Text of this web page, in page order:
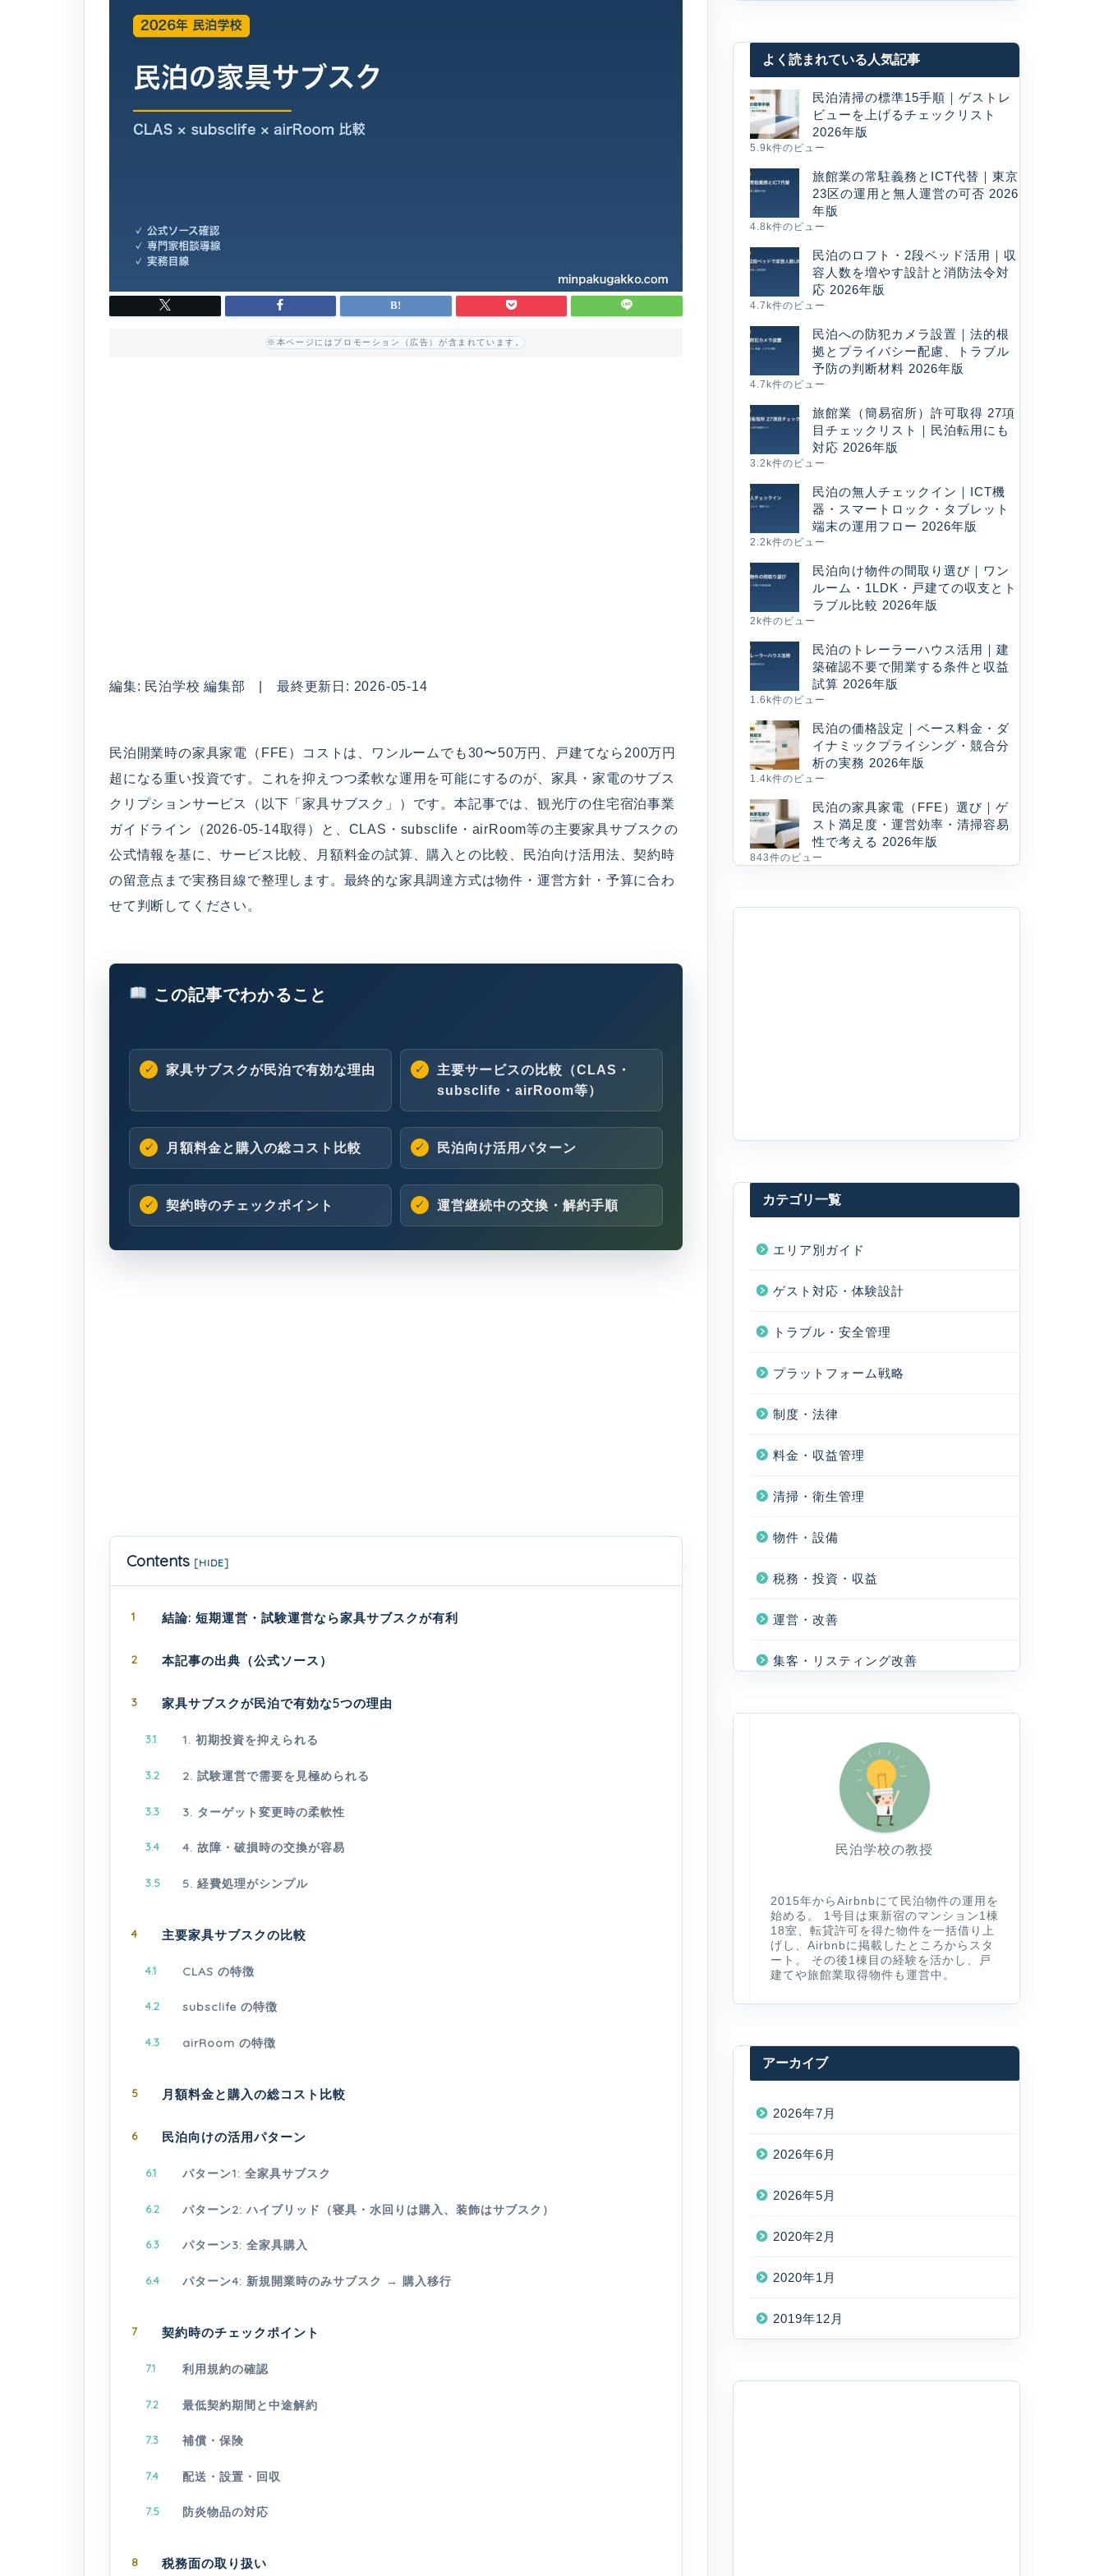
※本ページにはプロモーション（広告）が含まれています。
編集: 民泊学校 編集部 | 最終更新日: 2026-05-14
民泊開業時の家具家電（FFE）コストは、ワンルームでも30〜50万円、戸建てなら200万円
超になる重い投資です。これを抑えつつ柔軟な運用を可能にするのが、家具・家電のサブス
クリプションサービス（以下「家具サブスク」）です。本記事では、観光庁の住宅宿泊事業
ガイドライン（2026-05-14取得）と、CLAS・subsclife・airRoom等の主要家具サブスクの
公式情報を基に、サービス比較、月額料金の試算、購入との比較、民泊向け活用法、契約時
の留意点まで実務目線で整理します。最終的な家具調達方式は物件・運営方針・予算に合わ
せて判断してください。
この記事でわかること
家具サブスクが民泊で有効な理由
主要サービスの比較（CLAS・
subsclife・airRoom等）
月額料金と購入の総コスト比較 民泊向け活用パターン
契約時のチェックポイント 運営継続中の交換・解約手順
Contents [HIDE]
1 結論: 短期運営・試験運営なら家具サブスクが有利
2 本記事の出典（公式ソース）
3 家具サブスクが民泊で有効な5つの理由
3.1 1. 初期投資を抑えられる
3.2 2. 試験運営で需要を見極められる
3.3 3. ターゲット変更時の柔軟性
3.4 4. 故障・破損時の交換が容易
3.5 5. 経費処理がシンプル
4 主要家具サブスクの比較
4.1 CLAS の特徴
4.2 subsclife の特徴
4.3 airRoom の特徴
5 月額料金と購入の総コスト比較
6 民泊向けの活用パターン
6.1 パターン1: 全家具サブスク
6.2 パターン2: ハイブリッド（寝具・水回りは購入、装飾はサブスク）
6.3 パターン3: 全家具購入
6.4 パターン4: 新規開業時のみサブスク → 購入移行
7 契約時のチェックポイント
7.1 利用規約の確認
7.2 最低契約期間と中途解約
7.3 補償・保険
7.4 配送・設置・回収
7.5 防炎物品の対応
8 税務面の取り扱い
よく読まれている人気記事
民泊清掃の標準15手順｜ゲストレ
ビューを上げるチェックリスト
2026年版
5.9k件のビュー
旅館業の常駐義務とICT代替｜東京
23区の運用と無人運営の可否 2026
年版
4.8k件のビュー
民泊のロフト・2段ベッド活用｜収
容人数を増やす設計と消防法令対
応 2026年版
4.7k件のビュー
民泊への防犯カメラ設置｜法的根
拠とプライバシー配慮、トラブル
予防の判断材料 2026年版
4.7k件のビュー
旅館業（簡易宿所）許可取得 27項
目チェックリスト｜民泊転用にも
対応 2026年版
3.2k件のビュー
民泊の無人チェックイン｜ICT機
器・スマートロック・タブレット
端末の運用フロー 2026年版
2.2k件のビュー
民泊向け物件の間取り選び｜ワン
ルーム・1LDK・戸建ての収支とト
ラブル比較 2026年版
2k件のビュー
民泊のトレーラーハウス活用｜建
築確認不要で開業する条件と収益
試算 2026年版
1.6k件のビュー
民泊の価格設定｜ベース料金・ダ
イナミックプライシング・競合分
析の実務 2026年版
1.4k件のビュー
民泊の家具家電（FFE）選び｜ゲ
スト満足度・運営効率・清掃容易
性で考える 2026年版
843件のビュー
カテゴリ一覧
エリア別ガイド
ゲスト対応・体験設計
トラブル・安全管理
プラットフォーム戦略
制度・法律
料金・収益管理
清掃・衛生管理
物件・設備
税務・投資・収益
運営・改善
集客・リスティング改善
民泊学校の教授
2015年からAirbnbにて民泊物件の運用を
始める。 1号目は東新宿のマンション1棟
18室、転貸許可を得た物件を一括借り上
げし、Airbnbに掲載したところからスタ
ート。 その後1棟目の経験を活かし、戸
建てや旅館業取得物件も運営中。
アーカイブ
2026年7月
2026年6月
2026年5月
2020年2月
2020年1月
2019年12月